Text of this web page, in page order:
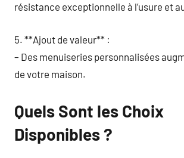
résistance exceptionnelle à l’usure et
5. **Ajout de valeur** :
– Des menuiseries personnalisées
de votre maison.
Quels Sont les Choix
Disponibles ?